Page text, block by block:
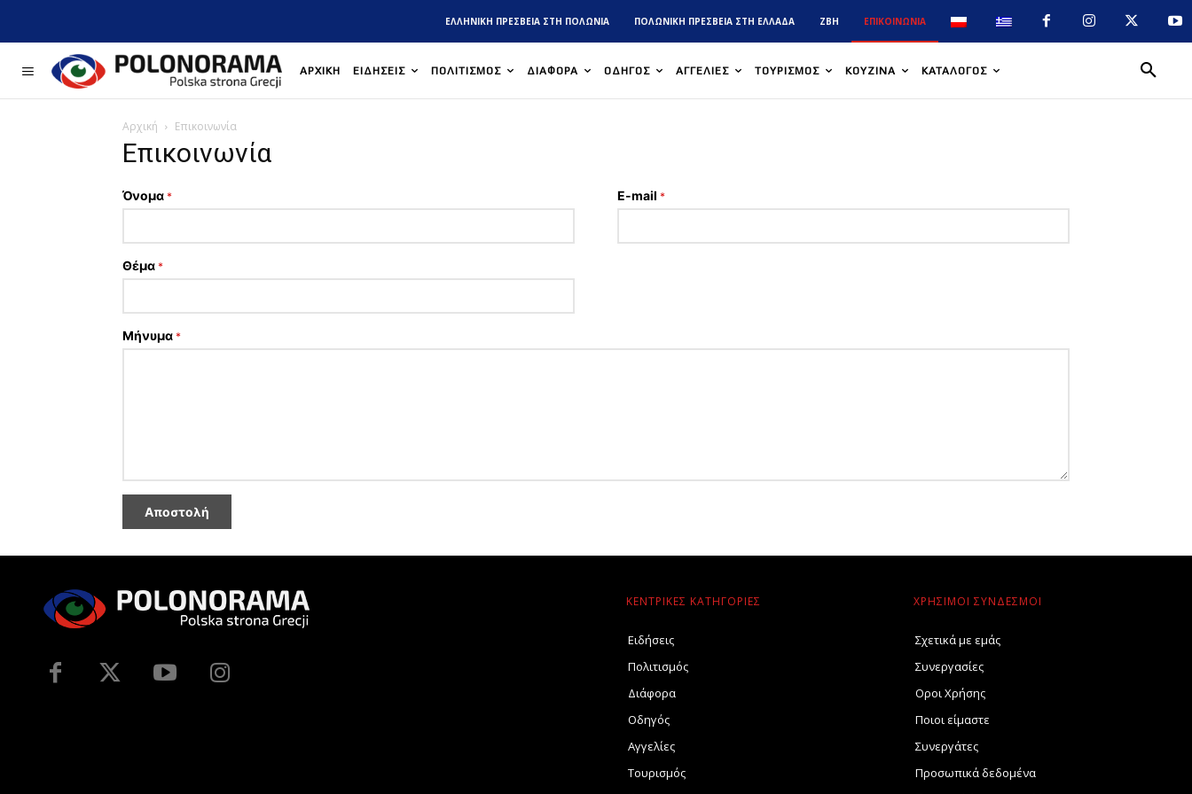
ΕΛΛΗΝΙΚΉ ΠΡΕΣΒΕΊΑ ΣΤΗ ΠΟΛΩΝΊΑ ΠΟΛΩΝΙΚΉ ΠΡΕΣΒΕΊΑ ΣΤΗ ΕΛΛΆΔΑ ZBH ΕΠΙΚΟΙΝΩΝΊΑ
ΑΡΧΙΚΉ ΕΙΔΉΣΕΙΣ ΠΟΛΙΤΙΣΜΌΣ ΔΙΆΦΟΡΑ ΟΔΗΓΌΣ ΑΓΓΕΛΊΕΣ ΤΟΥΡΙΣΜΌΣ ΚΟΥΖΊΝΑ ΚΑΤΆΛΟΓΟΣ
Αρχική Επικοινωνία
Επικοινωνία
Όνομα * E-mail *
Θέμα *
Μήνυμα *
Αποστολή
ΚΕΝΤΡΙΚΕΣ ΚΑΤΗΓΟΡΙΕΣ
Ειδήσεις
Πολιτισμός
Διάφορα
Οδηγός
Αγγελίες
Τουρισμός
ΧΡΗΣΙΜΟΙ ΣΥΝΔΕΣΜΟΙ
Σχετικά με εμάς
Συνεργασίες
Οροι Χρήσης
Ποιοι είμαστε
Συνεργάτες
Προσωπικά δεδομένα